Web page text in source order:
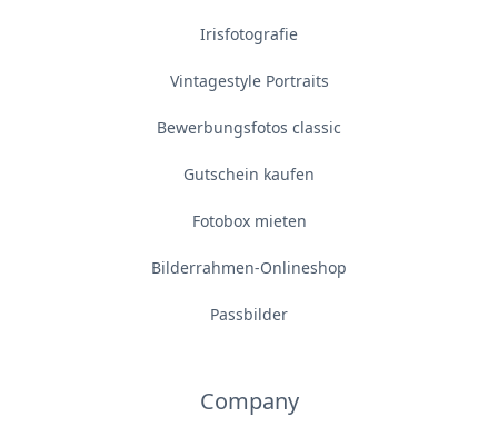
Irisfotografie
Vintagestyle Portraits
Bewerbungsfotos classic
Gutschein kaufen
Fotobox mieten
Bilderrahmen-Onlineshop
Passbilder
Company